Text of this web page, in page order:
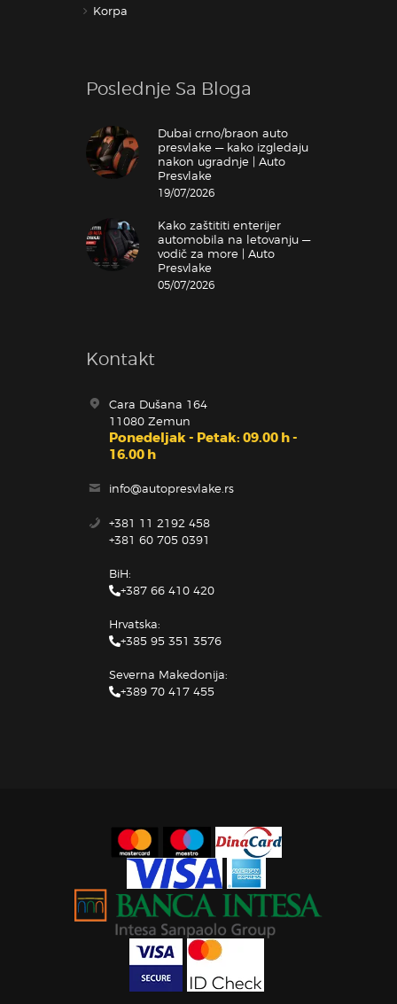
Korpa
Poslednje Sa Bloga
Dubai crno/braon auto
presvlake — kako izgledaju
nakon ugradnje | Auto
Presvlake
19/07/2026
Kako zaštititi enterijer
automobila na letovanju —
vodič za more | Auto
Presvlake
05/07/2026
Kontakt
Cara Dušana 164
11080 Zemun
Ponedeljak - Petak: 09.00 h -
16.00 h
info@autopresvlake.rs
+381 11 2192 458
+381 60 705 0391
BiH:
+387 66 410 420
Hrvatska:
+385 95 351 3576
Severna Makedonija:
+389 70 417 455